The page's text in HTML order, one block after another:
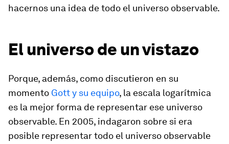
hacernos una idea de todo el universo observable.
El universo de un vistazo
Porque, además, como discutieron en su
momento Gott y su equipo, la escala logarítmica
es la mejor forma de representar ese universo
observable. En 2005, indagaron sobre si era
posible representar todo el universo observable